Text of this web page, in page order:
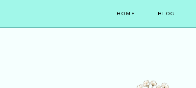
HOME BLOG